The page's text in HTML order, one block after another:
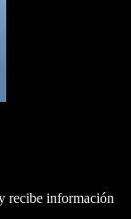
recibe información